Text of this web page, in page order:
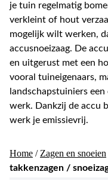
je tuin regelmatig
verkleint of hout
mogelijk wilt werken,
accusnoeizaag. De
en uitgerust met een
vooral tuineigenaars,
landschapstuiniers
werk. Dankzij de accu
werk je emissievrij.
Home / Zagen en snoeien
takkenzagen /